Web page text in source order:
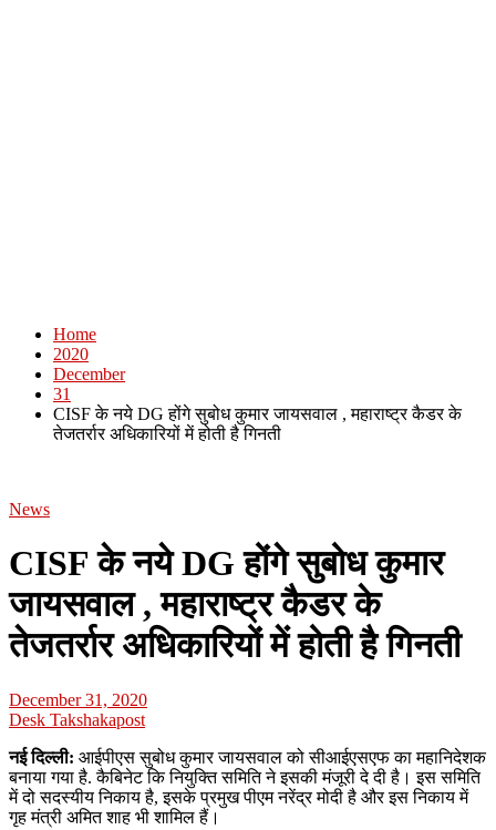
Home
2020
December
31
CISF के नये DG होंगे सुबोध कुमार जायसवाल , महाराष्ट्र कैडर के
तेजतर्रार अधिकारियों में होती है गिनती
News
CISF के नये DG होंगे सुबोध कुमार
जायसवाल , महाराष्ट्र कैडर के
तेजतर्रार अधिकारियों में होती है गिनती
December 31, 2020
Desk Takshakapost
नई दिल्ली: आईपीएस सुबोध कुमार जायसवाल को सीआईएसएफ का महानिदेशक
बनाया गया है. कैबिनेट कि नियुक्ति समिति ने इसकी मंजूरी दे दी है। इस समिति
में दो सदस्यीय निकाय है, इसके प्रमुख पीएम नरेंद्र मोदी है और इस निकाय में
गृह मंत्री अमित शाह भी शामिल हैं।